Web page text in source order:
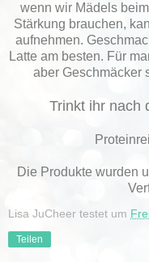
wenn wir Mädels
Stärkung brauchen,
aufnehmen.
Latte am besten. Für
aber Geschmäcker
Trinkt ihr nach
Die Produkte wurden
Lisa JuCheer testet um
Teilen